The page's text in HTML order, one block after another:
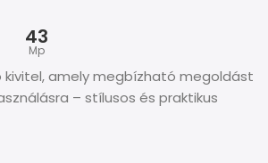
43
Mp
kivitel, amely megbízható megoldást
– stílusos és praktikus